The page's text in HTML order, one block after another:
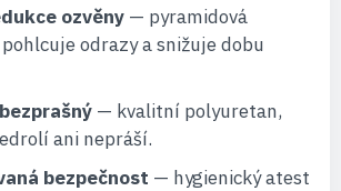
ozvěny — pyramidová
odrazy a snižuje dobu
— kvalitní polyuretan,
ani nepráší.
bezpečnost — hygienický atest